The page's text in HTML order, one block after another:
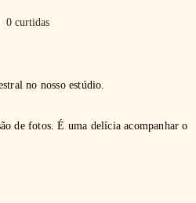
0 curtidas
no nosso estúdio.
de fotos. É uma delícia acompanhar o